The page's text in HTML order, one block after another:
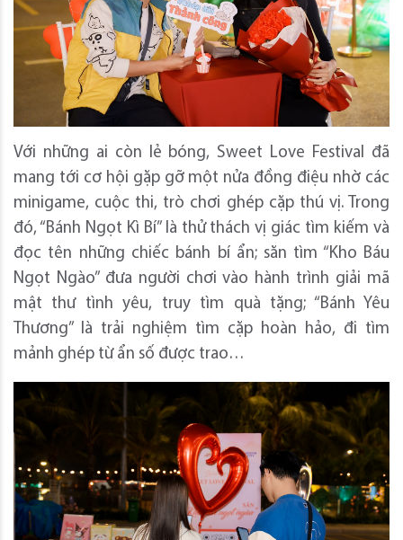
Với những ai còn lẻ bóng, Sweet Love Festival đã
mang tới cơ hội gặp gỡ một nửa đồng điệu nhờ các
minigame, cuộc thi, trò chơi ghép cặp thú vị. Trong
đó, “Bánh Ngọt Kì Bí” là thử thách vị giác tìm kiếm và
đọc tên những chiếc bánh bí ẩn; săn tìm “Kho Báu
Ngọt Ngào” đưa người chơi vào hành trình giải mã
mật thư tình yêu, truy tìm quà tặng; “Bánh Yêu
Thương” là trải nghiệm tìm cặp hoàn hảo, đi tìm
mảnh ghép từ ẩn số được trao…